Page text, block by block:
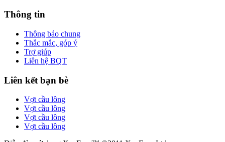
Thông tin
Thông báo chung
Thắc mắc, góp ý
Trợ giúp
Liên hệ BQT
Liên kết bạn bè
Vợt cầu lông
Vợt cầu lông
Vợt cầu lông
Vợt cầu lông